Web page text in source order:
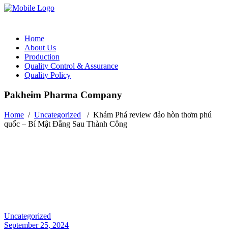
Home
About Us
Production
Quality Control & Assurance
Quality Policy
Pakheim Pharma Company
Home / Uncategorized / Khám Phá review đảo hòn thơm phú
quốc – Bí Mật Đằng Sau Thành Công
Uncategorized
September 25, 2024